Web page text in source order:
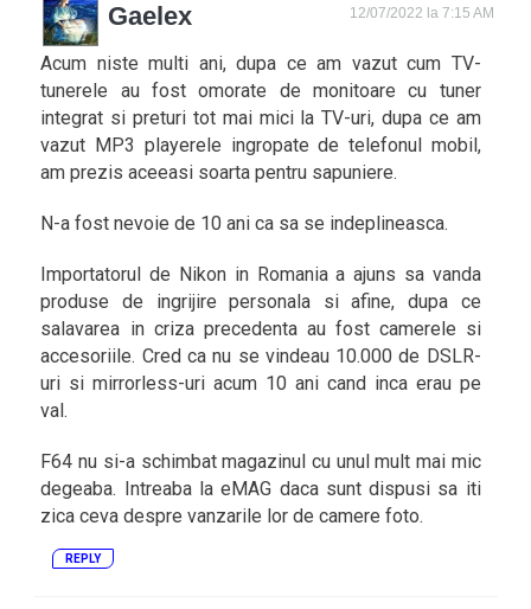
Gaelex 12/07/2022 la 7:15 AM
Acum niste multi ani, dupa ce am vazut cum TV-
tunerele au fost omorate de monitoare cu tuner
integrat si preturi tot mai mici la TV-uri, dupa ce am
vazut MP3 playerele ingropate de telefonul mobil,
am prezis aceeasi soarta pentru sapuniere.
N-a fost nevoie de 10 ani ca sa se indeplineasca.
Importatorul de Nikon in Romania a ajuns sa vanda
produse de ingrijire personala si afine, dupa ce
salavarea in criza precedenta au fost camerele si
accesoriile. Cred ca nu se vindeau 10.000 de DSLR-
uri si mirrorless-uri acum 10 ani cand inca erau pe
val.
F64 nu si-a schimbat magazinul cu unul mult mai mic
degeaba. Intreaba la eMAG daca sunt dispusi sa iti
zica ceva despre vanzarile lor de camere foto.
REPLY